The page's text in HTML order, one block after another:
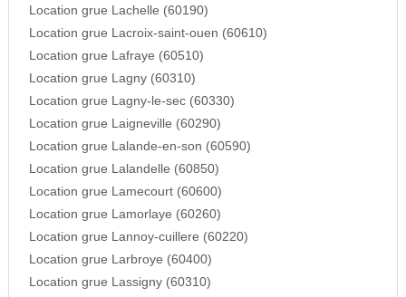
Location grue Lachelle (60190)
Location grue Lacroix-saint-ouen (60610)
Location grue Lafraye (60510)
Location grue Lagny (60310)
Location grue Lagny-le-sec (60330)
Location grue Laigneville (60290)
Location grue Lalande-en-son (60590)
Location grue Lalandelle (60850)
Location grue Lamecourt (60600)
Location grue Lamorlaye (60260)
Location grue Lannoy-cuillere (60220)
Location grue Larbroye (60400)
Location grue Lassigny (60310)